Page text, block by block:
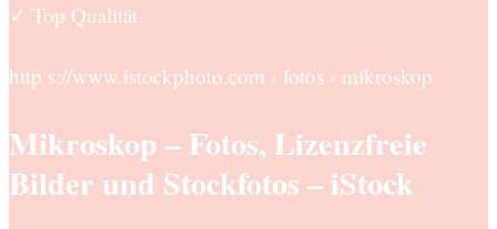
✓ Top Qualität
http s://www.istockphoto.com › fotos › mikroskop
Mikroskop – Fotos, Lizenzfreie
Bilder und Stockfotos – iStock